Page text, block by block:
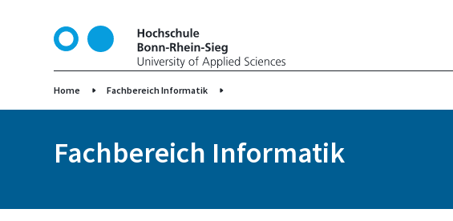
t
Home Fachbereich Informatik
Fachbereich Informatik